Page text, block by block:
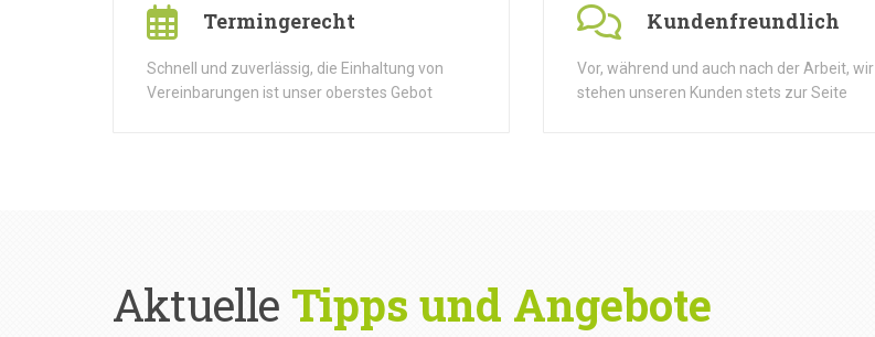
Termingerecht
Schnell und zuverlässig, die Einhaltung von
Vereinbarungen ist unser oberstes Gebot
Kundenfreundlich
Vor, während und auch nach der Arbeit, wir
stehen unseren Kunden stets zur Seite
Aktuelle Tipps und Angebote